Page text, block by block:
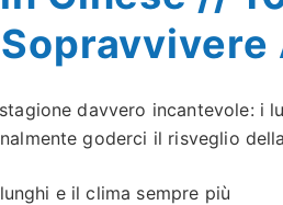
davvero incantevole: i
goderci il risveglio
e il clima sempre più